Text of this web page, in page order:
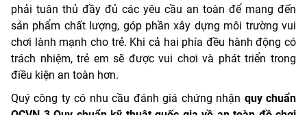
phải tuân thủ đầy đủ các yêu cầu an toàn để mang đến
sản phẩm chất lượng, góp phần xây dựng môi trường vui
chơi lành mạnh cho trẻ. Khi cả hai phía đều hành động có
trách nhiệm, trẻ em sẽ được vui chơi và phát triển trong
điều kiện an toàn hơn.
Quý công ty có nhu cầu đánh giá chứng nhận quy chuẩn